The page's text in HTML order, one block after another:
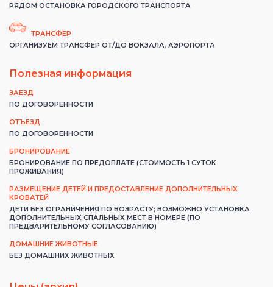
РЯДОМ ОСТАНОВКА ГОРОДСКОГО ТРАНСПОРТА
ТРАНСФЕР
ОРГАНИЗУЕМ ТРАНСФЕР ОТ/ДО ВОКЗАЛА, АЭРОПОРТА
Полезная информация
ЗАЕЗД
ПО ДОГОВОРЕННОСТИ
ОТЪЕЗД
ПО ДОГОВОРЕННОСТИ
БРОНИРОВАНИЕ
БРОНИРОВАНИЕ ПО ПРЕДОПЛАТЕ (СТОИМОСТЬ 1 СУТОК
ПРОЖИВАНИЯ)
РАЗМЕЩЕНИЕ ДЕТЕЙ И ПРЕДОСТАВЛЕНИЕ ДОПОЛНИТЕЛЬНЫХ
КРОВАТЕЙ
ДЕТИ БЕЗ ОГРАНИЧЕНИЯ ПО ВОЗРАСТУ; ВОЗМОЖНО УСТАНОВКА
ДОПОЛНИТЕЛЬНЫХ СПАЛЬНЫХ МЕСТ В НОМЕРЕ (ПО
ПРЕДВАРИТЕЛЬНОМУ СОГЛАСОВАНИЮ)
ДОМАШНИЕ ЖИВОТНЫЕ
БЕЗ ДОМАШНИХ ЖИВОТНЫХ